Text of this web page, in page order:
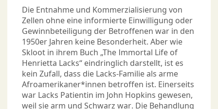
Die Entnahme und Kommerzialisierung von
Zellen ohne eine informierte Einwilligung oder
Gewinnbeteiligung der Betroffenen war in den
1950er Jahren keine Besonderheit. Aber wie
Skloot in ihrem Buch „The Immortal Life of
Henrietta Lacks“ eindringlich darstellt, ist es
kein Zufall, dass die Lacks-Familie als arme
Afroamerikaner*innen betroffen ist. Einerseits
war Lacks Patientin im John Hopkins gewesen,
weil sie arm und Schwarz war. Die Behandlung